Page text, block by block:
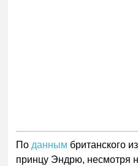
По данным британского
принцу Эндрю, несмотря